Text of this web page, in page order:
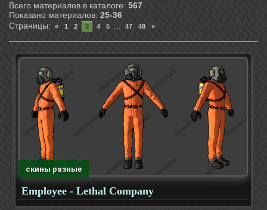
Всего материалов в каталоге: 567
Показано материалов: 25-36
Страницы: « 1 2 3 4 5 47 48 »
скины разные
Employee - Lethal Company